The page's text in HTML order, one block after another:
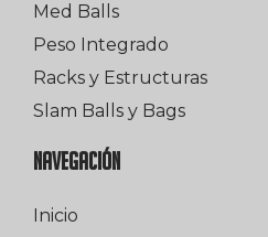
Med Balls
Peso Integrado
Racks y Estructuras
Slam Balls y Bags
NAVEGACIÓN
Inicio